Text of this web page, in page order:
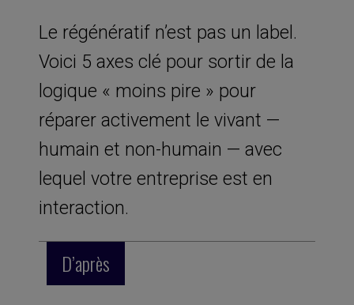
Le régénératif n’est pas un label.
Voici 5 axes clé pour sortir de la
logique « moins pire » pour
réparer activement le vivant —
humain et non-humain — avec
lequel votre entreprise est en
interaction.
D’après